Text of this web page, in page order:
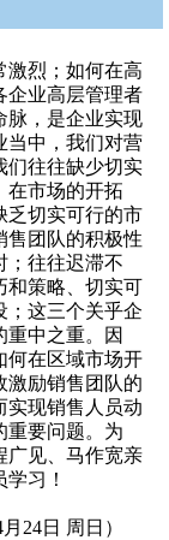
激烈；如何在高
企业高层管理者
脉，是企业实现
当中，我们对营
们往往缺少切实
在市场的开拓
乏切实可行的市
售团队的积极性
；往往迟滞不
和策略、切实可
；这三个关乎企
重中之重。因
何在区域市场开
激励销售团队的
实现销售人员动
重要问题。为
广见、马作宽亲
习！
24日 周日）